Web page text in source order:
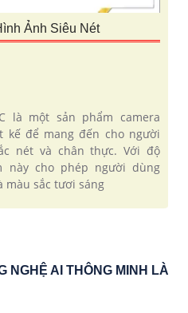
Ảnh Siêu Nét
là một sản phẩm camera
kế để mang đến cho người
nét và chân thực. Với độ
này cho phép người dùng
màu sắc tươi sáng
NGHỆ AI THÔNG MINH LÀ